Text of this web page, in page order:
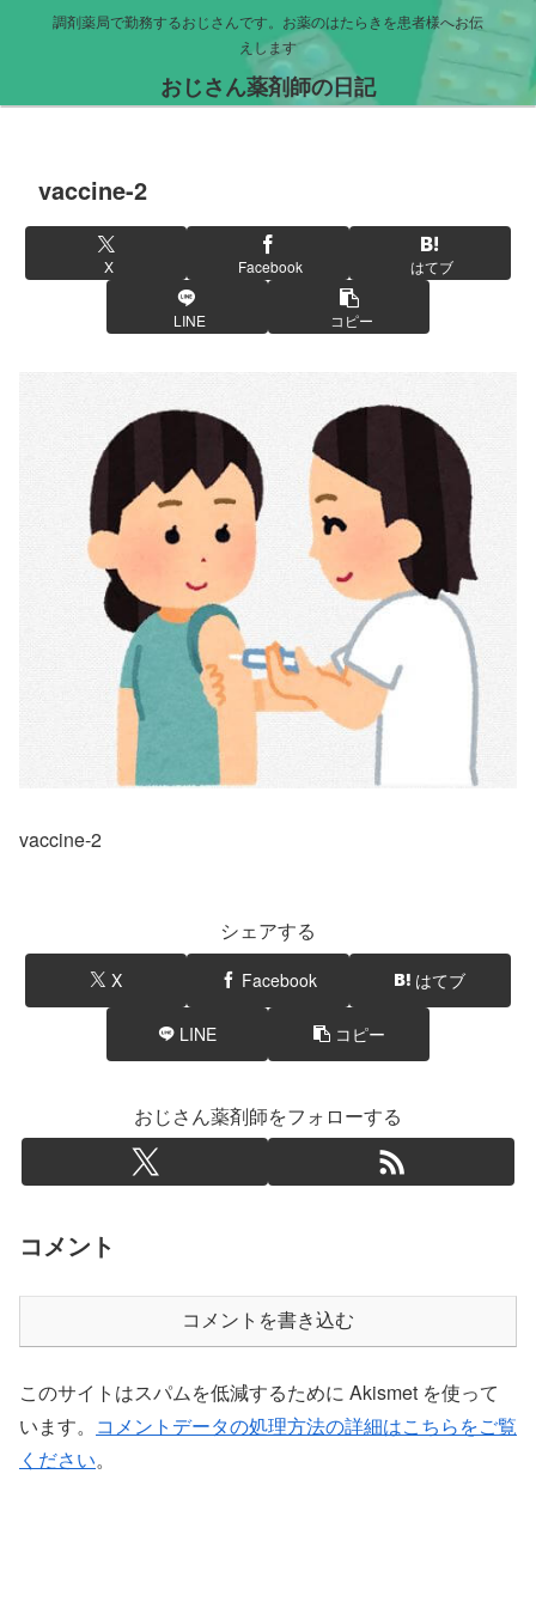
調剤薬局で勤務するおじさんです。お薬のはたらきを患者様へお伝
えします
おじさん薬剤師の日記
vaccine-2
X Facebook はてブ
LINE コピー
vaccine-2
シェアする
X Facebook はてブ
LINE コピー
おじさん薬剤師をフォローする
コメント
コメントを書き込む
このサイトはスパムを低減するために Akismet を使って
います。 コメントデータの処理方法の詳細はこちらをご覧
ください。